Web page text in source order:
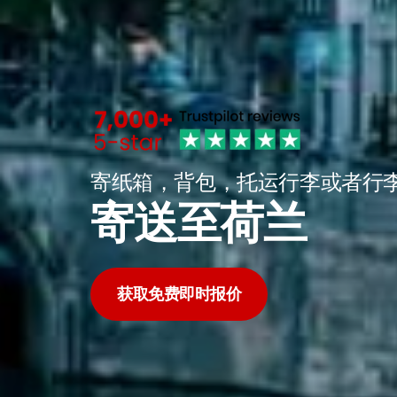
寄纸箱，背包，托运行李或者行
寄送至荷兰
获取免费即时报价